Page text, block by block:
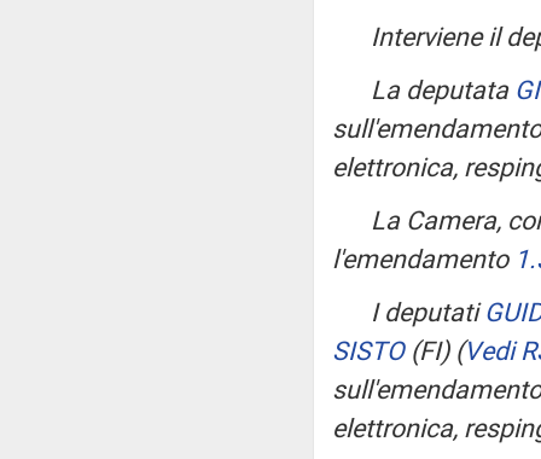
Interviene il
La deputata
elettronica,
La Camera,
l'emendamento
I deputati
SISTO(FI) (Vedi
elettronica,